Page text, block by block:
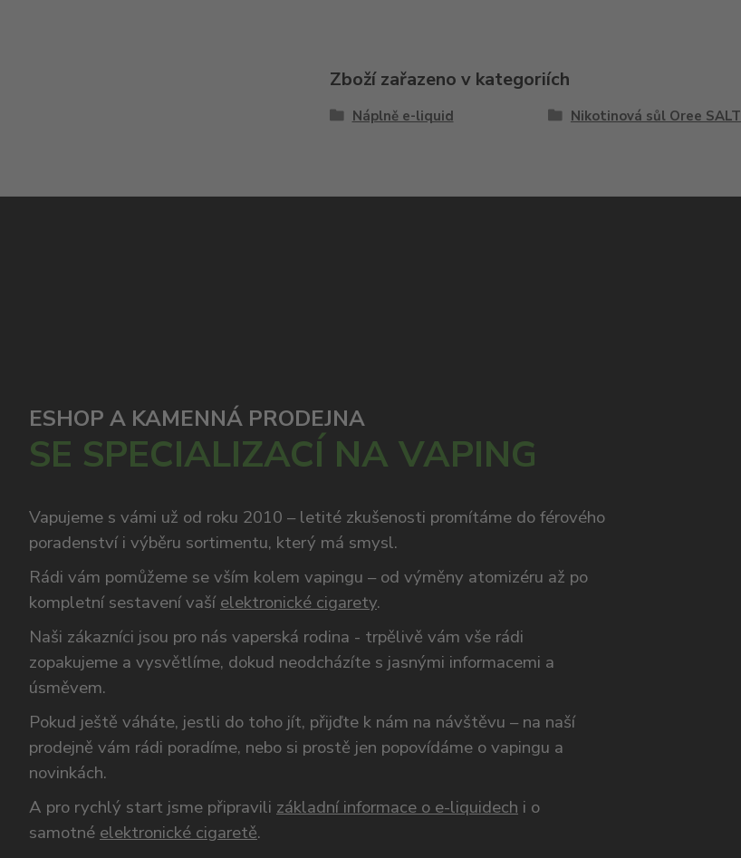
Zboží zařazeno v kategoriích
Náplně e-liquid Nikotinová sůl Oree SALT
ESHOP A KAMENNÁ PRODEJNA
SE SPECIALIZACÍ NA VAPING
Vapujeme s vámi už od roku 2010 – letité zkušenosti promítáme do férového
poradenství i výběru sortimentu, který má smysl.
Rádi vám pomůžeme se vším kolem vapingu – od výměny atomizéru až po
kompletní sestavení vaší elektronické cigarety.
Naši zákazníci jsou pro nás vaperská rodina - trpělivě vám vše rádi
zopakujeme a vysvětlíme, dokud neodcházíte s jasnými informacemi a
úsměvem.
Pokud ještě váháte, jestli do toho jít, přijďte k nám na návštěvu – na naší
prodejně vám rádi poradíme, nebo si prostě jen popovídáme o vapingu a
novinkách.
A pro rychlý start jsme připravili základní informace o e-liquidech i o
samotné elektronické cigaretě.